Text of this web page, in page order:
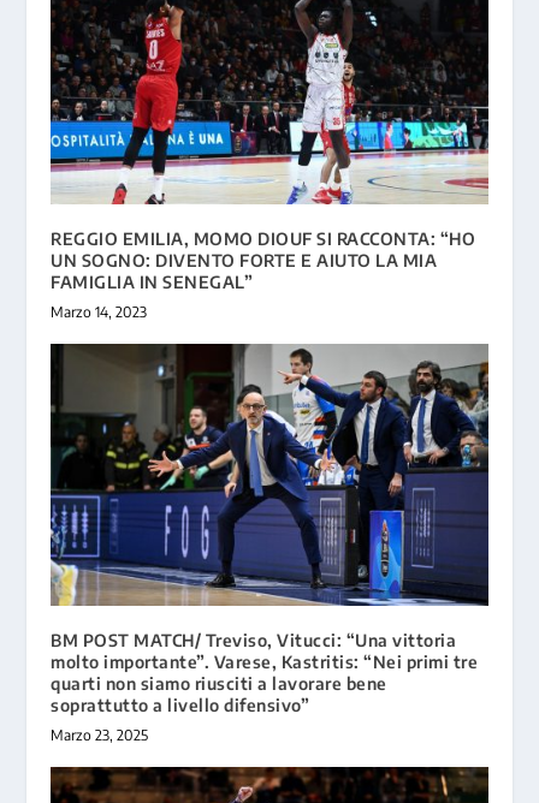
REGGIO EMILIA, MOMO DIOUF SI RACCONTA: “HO
UN SOGNO: DIVENTO FORTE E AIUTO LA MIA
FAMIGLIA IN SENEGAL”
Marzo 14, 2023
BM POST MATCH/ Treviso, Vitucci: “Una vittoria
molto importante”. Varese, Kastritis: “Nei primi tre
quarti non siamo riusciti a lavorare bene
soprattutto a livello difensivo”
Marzo 23, 2025